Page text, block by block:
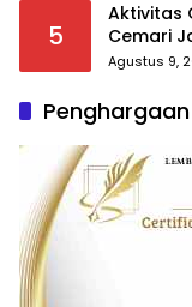
5
Aktivitas
Cemari
Agustus 9,